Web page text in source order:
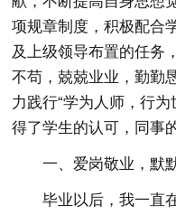
项规章制度，积极配合
及上级领导布置的任务
不苟，兢兢业业，勤勤
力践行“学为人师，行
得了学生的认可，同事
一、爱岗敬业，默
毕业以后，我一直